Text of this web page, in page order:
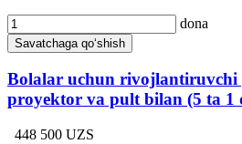
dona
Savatchaga qo‘shish
Bolalar uchun rivojlantiruvchi
proyektor va pult bilan (5 ta 1
448 500 UZS